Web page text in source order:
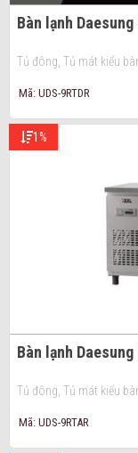
Bàn lạnh Daesung
Tủ đông, Tủ mát kiểu
Mã: UDS-9RTDR
1%
Bàn lạnh
Tủ đông, Tủ mát kiểu
Mã: UDS-9RTAR